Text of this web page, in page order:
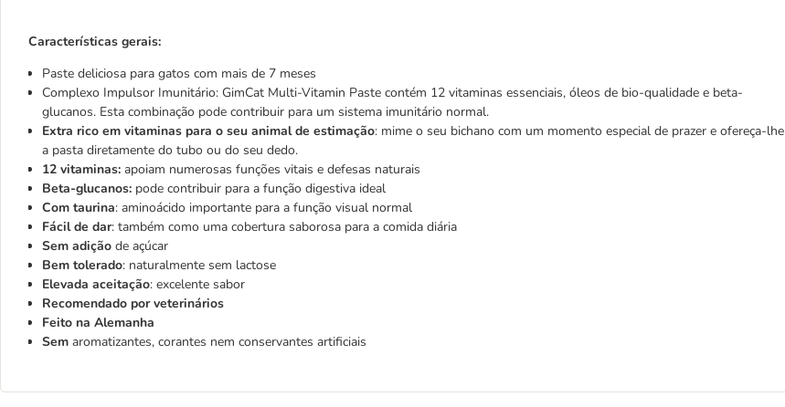
Características gerais:
Paste deliciosa para gatos com mais de 7 meses
Complexo Impulsor Imunitário: GimCat Multi-Vitamin Paste contém 12 vitaminas essenciais, óleos de bio-qualidade e beta-
glucanos. Esta combinação pode contribuir para um sistema imunitário normal.
Extra rico em vitaminas para o seu animal de estimação: mime o seu bichano com um momento especial de prazer e ofereça-lhe
a pasta diretamente do tubo ou do seu dedo.
12 vitaminas: apoiam numerosas funções vitais e defesas naturais
Beta-glucanos: pode contribuir para a função digestiva ideal
Com taurina: aminoácido importante para a função visual normal
Fácil de dar: também como uma cobertura saborosa para a comida diária
Sem adição de açúcar
Bem tolerado: naturalmente sem lactose
Elevada aceitação: excelente sabor
Recomendado por veterinários
Feito na Alemanha
Sem aromatizantes, corantes nem conservantes artificiais